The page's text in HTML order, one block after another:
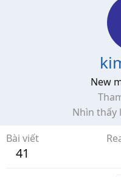
New
Nhìn thấy
Bài viết
41